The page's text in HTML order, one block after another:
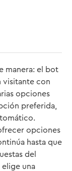
manera: el bot
visitante con
opciones
preferida,
opciones
hasta que
del
elige una